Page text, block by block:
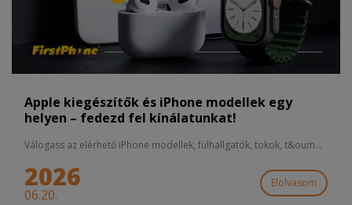
Apple kiegészítők és iPhone modellek egy
helyen – fedezd fel kínálatunkat!
Válogass az elérhető iPhone modellek, fülhallgatók, tokok, t&oum...
2026
06.20.
Elolvasom